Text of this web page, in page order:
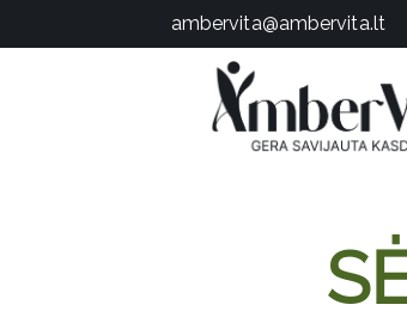
ambervita@ambervita.lt
PASLAUGOS